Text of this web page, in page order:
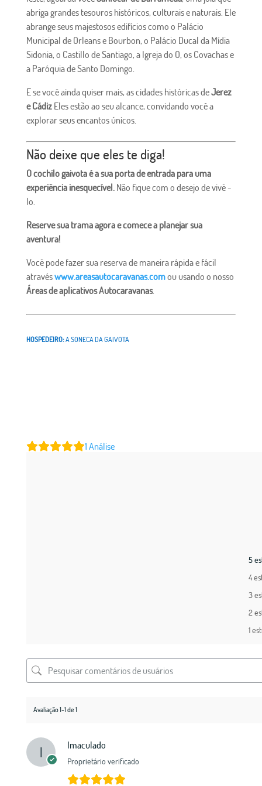
abriga grandes tesouros históricos, culturais e naturais. Ele
abrange seus majestosos edifícios como o Palácio
Municipal de Orleans e Bourbon, o Palácio Ducal da Mídia
Sidonia, o Castillo de Santiago, a Igreja do O, os Covachas e
a Paróquia de Santo Domingo.
E se você ainda quiser mais, as cidades históricas deJerez
e CádizEles estão ao seu alcance, convidando você a
explorar seus encantos únicos.
Não deixe que eles te diga!
O cochilo gaivota é a sua porta de entrada para uma
experiência inesquecível.Não fique com o desejo de vivê -
lo.
Reserve sua trama agora e comece a planejar sua
aventura!
Você pode fazer sua reserva de maneira rápida e fácil
atravéswww.areasautocaravanas.comou usando o nosso
Áreas de aplicativos Autocaravanas.
HOSPEDEIRO:A SONECA DA GAIVOTA
1 Análise
5
4
3
2
1
Avaliação 1-1 de 1
Imaculado
Proprietário verificado